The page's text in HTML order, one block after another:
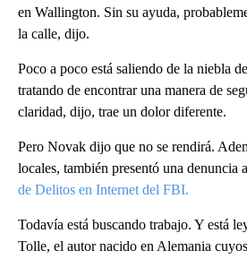
en Wallington. Sin su ayuda,
la calle, dijo.
Poco a poco está saliendo de la niebla
tratando de encontrar una manera de
claridad, dijo, trae un dolor diferente.
Pero Novak dijo que no se rendirá.
locales, también presentó una denuncia
de Delitos en Internet del FBI.
Todavía está buscando trabajo. Y está
Tolle, el autor nacido en Alemania